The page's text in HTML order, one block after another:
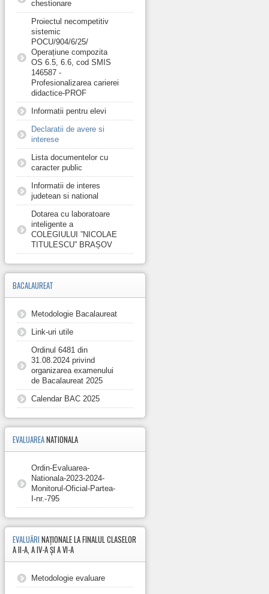
chestionare
Proiectul necompetitiv
sistemic
POCU/904/6/25/
Operațiune compozita
OS 6.5, 6.6, cod SMIS
146587 -
Profesionalizarea carierei
didactice-PROF
Informatii pentru elevi
Declaratii de avere si
interese
Lista documentelor cu
caracter public
Informatii de interes
judetean si national
Dotarea cu laboratoare
inteligente a
COLEGIULUI ”NICOLAE
TITULESCU” BRAȘOV
BACALAUREAT
Metodologie Bacalaureat
Link-uri utile
Ordinul 6481 din
31.08.2024 privind
organizarea examenului
de Bacalaureat 2025
Calendar BAC 2025
EVALUAREANATIONALA
Ordin-Evaluarea-
Nationala-2023-2024-
Monitorul-Oficial-Partea-
I-nr.-795
EVALUĂRI NAȚIONALE LA FINALUL CLASELOR
A II-A, A IV-A ȘI A VI-A
Metodologie evaluare